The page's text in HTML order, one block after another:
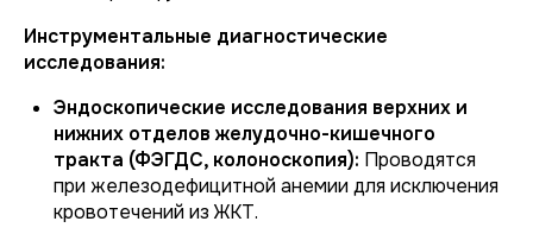
Инструментальные диагностические
исследования:
Эндоскопические исследования верхних и
нижних отделов желудочно-кишечного
тракта (ФЭГДС, колоноскопия): Проводятся
при железодефицитной анемии для исключения
кровотечений из ЖКТ.